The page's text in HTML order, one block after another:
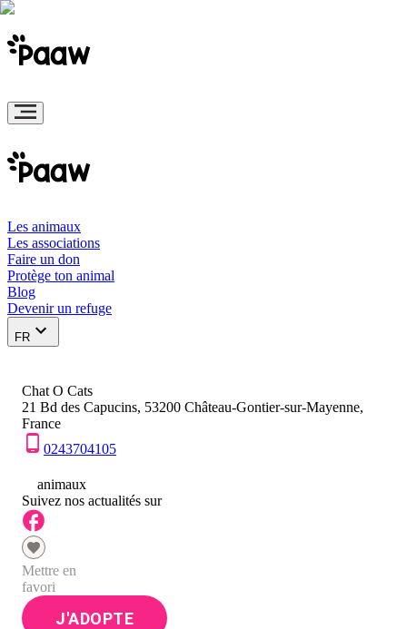
Les animaux
Les associations
Faire un don
Protège ton animal
Blog
Devenir un refuge
FR
Chat O Cats
21 Bd des Capucins, 53200 Château-Gontier-sur-Mayenne,
France
0243704105
animaux
Suivez nos actualités sur
Mettre en
favori
J'ADOPTE